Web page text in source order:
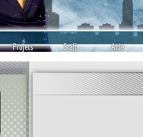
Projets Staff Aide